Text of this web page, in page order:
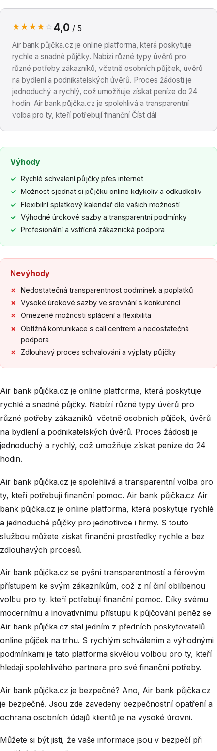
★ ★ ★ ★ ☆ 4,0 / 5
Air bank půjčka.cz je online platforma, která poskytuje
rychlé a snadné půjčky. Nabízí různé typy úvěrů pro
různé potřeby zákazníků, včetně osobních půjček, úvěrů
na bydlení a podnikatelských úvěrů. Proces žádosti je
jednoduchý a rychlý, což umožňuje získat peníze do 24
hodin. Air bank půjčka.cz je spolehlivá a transparentní
volba pro ty, kteří potřebují finanční Číst dál
Výhody
Rychlé schválení půjčky přes internet
Možnost sjednat si půjčku online kdykoliv a odkudkoliv
Flexibilní splátkový kalendář dle vašich možností
Výhodné úrokové sazby a transparentní podmínky
Profesionální a vstřícná zákaznická podpora
Nevýhody
Nedostatečná transparentnost podmínek a poplatků
Vysoké úrokové sazby ve srovnání s konkurencí
Omezené možnosti splácení a flexibilita
Obtížná komunikace s call centrem a nedostatečná
podpora
Zdlouhavý proces schvalování a výplaty půjčky
Air bank půjčka.cz je online platforma, která poskytuje
rychlé a snadné půjčky. Nabízí různé typy úvěrů pro
různé potřeby zákazníků, včetně osobních půjček, úvěrů
na bydlení a podnikatelských úvěrů. Proces žádosti je
jednoduchý a rychlý, což umožňuje získat peníze do 24
hodin.
Air bank půjčka.cz je spolehlivá a transparentní volba pro
ty, kteří potřebují finanční pomoc. Air bank půjčka.cz Air
bank půjčka.cz je online platforma, která poskytuje rychlé
a jednoduché půjčky pro jednotlivce i firmy. S touto
službou můžete získat finanční prostředky rychle a bez
zdlouhavých procesů.
Air bank půjčka.cz se pyšní transparentností a férovým
přístupem ke svým zákazníkům, což z ní činí oblíbenou
volbu pro ty, kteří potřebují finanční pomoc. Díky svému
modernímu a inovativnímu přístupu k půjčování peněz se
Air bank půjčka.cz stal jedním z předních poskytovatelů
online půjček na trhu. S rychlým schválením a výhodnými
podmínkami je tato platforma skvělou volbou pro ty, kteří
hledají spolehlivého partnera pro své finanční potřeby.
Air bank půjčka.cz je bezpečné? Ano, Air bank půjčka.cz
je bezpečné. Jsou zde zavedeny bezpečnostní opatření a
ochrana osobních údajů klientů je na vysoké úrovni.
Můžete si být jisti, že vaše informace jsou v bezpečí při